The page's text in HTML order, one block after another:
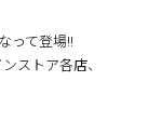
って登場!!
ストア各店、